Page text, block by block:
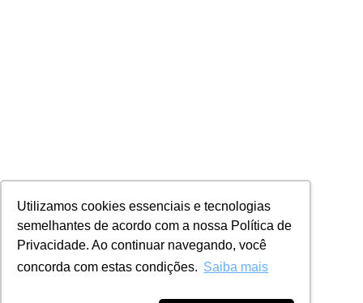
Utilizamos cookies essenciais e tecnologias
semelhantes de acordo com a nossa Política de
Privacidade. Ao continuar navegando, você
concorda com estas condições. Saiba mais